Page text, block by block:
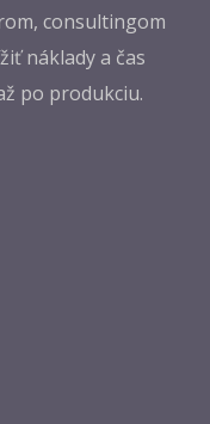
consultingom
náklady a čas
po produkciu.